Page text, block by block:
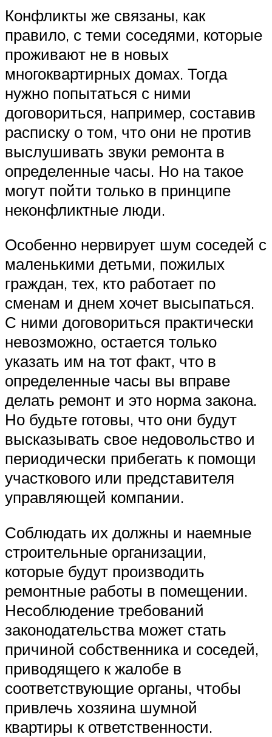
Конфликты же связаны, как
правило, с теми соседями, которые
проживают не в новых
многоквартирных домах. Тогда
нужно попытаться с ними
договориться, например, составив
расписку о том, что они не против
выслушивать звуки ремонта в
определенные часы. Но на такое
могут пойти только в принципе
неконфликтные люди.
Особенно нервирует шум соседей с
маленькими детьми, пожилых
граждан, тех, кто работает по
сменам и днем хочет высыпаться.
С ними договориться практически
невозможно, остается только
указать им на тот факт, что в
определенные часы вы вправе
делать ремонт и это норма закона.
Но будьте готовы, что они будут
высказывать свое недовольство и
периодически прибегать к помощи
участкового или представителя
управляющей компании.
Соблюдать их должны и наемные
строительные организации,
которые будут производить
ремонтные работы в помещении.
Несоблюдение требований
законодательства может стать
причиной собственника и соседей,
приводящего к жалобе в
соответствующие органы, чтобы
привлечь хозяина шумной
квартиры к ответственности.